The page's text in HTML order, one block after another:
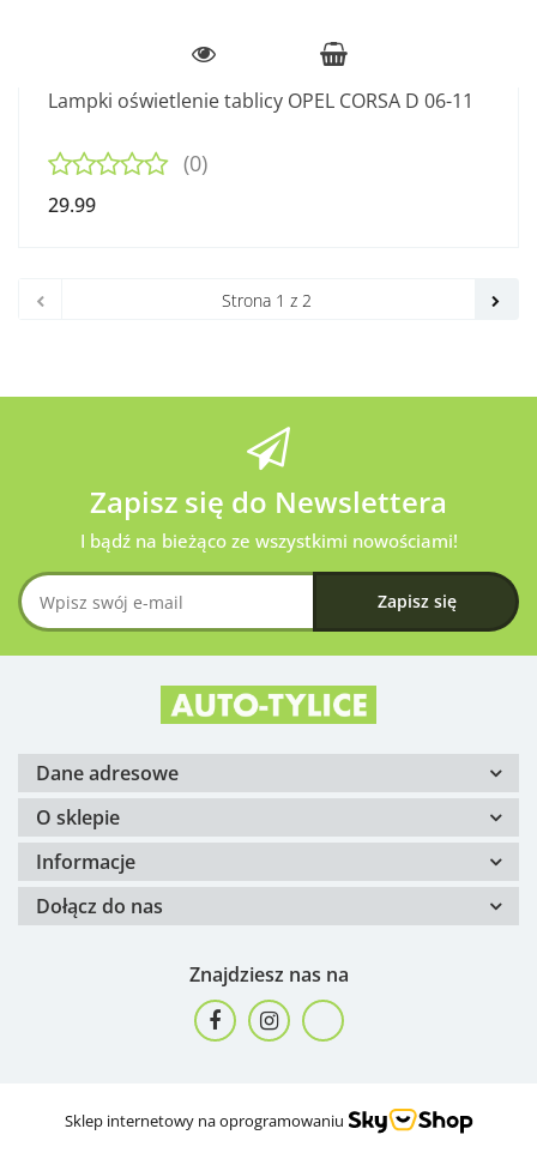
Lampki oświetlenie tablicy OPEL CORSA D 06-11
(0)
29.99
Zapisz się do Newslettera
I bądź na bieżąco ze wszystkimi nowościami!
Dane adresowe
O sklepie
Informacje
Dołącz do nas
Znajdziesz nas na
Sklep internetowy na oprogramowaniu